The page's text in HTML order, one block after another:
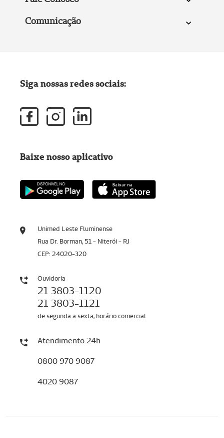
Comunicação
Unimed Leste Fluminense
Rua Dr. Borman, 51 - Niterói - RJ
CEP: 24020-320
Ouvidoria
21 3803-1120
21 3803-1121
de segunda a sexta, horário comercial
Atendimento 24h
0800 970 9087
4020 9087
Siga nossas redes sociais:
Baixe nosso aplicativo